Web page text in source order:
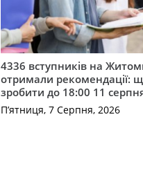
4336 вступників на
отримали рекомендації:
зробити до 18:00 11
П’ятниця, 7 Серпня, 2026